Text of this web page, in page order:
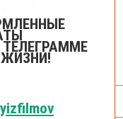
ЖИЗНИ!